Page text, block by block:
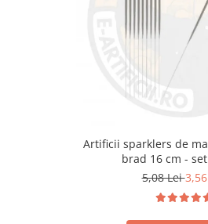
Artificii sparklers de
brad 16 cm -
5,08 Lei